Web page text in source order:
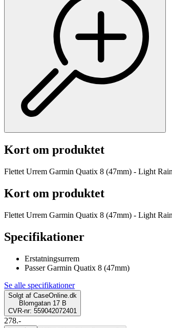
Kort om produktet
Flettet Urrem Garmin Quatix 8 (47mm) - Light
Kort om produktet
Flettet Urrem Garmin Quatix 8 (47mm) - Light
Specifikationer
Erstatningsurrem
Passer Garmin Quatix 8 (47mm)
Se alle specifikationer
Solgt af CaseOnline.dk
Blomgatan 17 B
CVR-nr: 559042072401
278.-